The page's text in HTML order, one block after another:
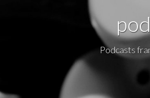
Podcasts